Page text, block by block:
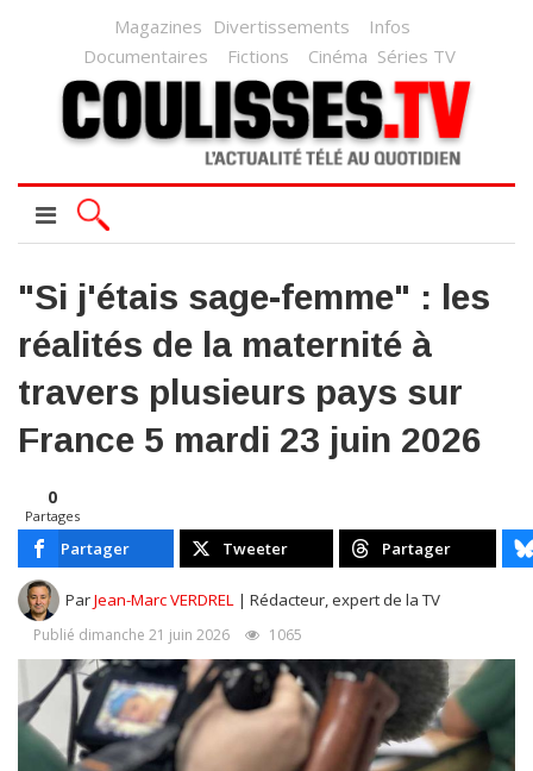
Magazines Divertissements
Infos
Documentaires
Fictions Cinéma Séries TV
"Si j'étais sage-femme" : les
réalités de la maternité à
travers plusieurs pays sur
France 5 mardi 23 juin 2026
0
Partages
Partager Tweeter Partager
ParJean-Marc VERDREL | Rédacteur, expert de la TV
Publié dimanche 21 juin 2026 1065